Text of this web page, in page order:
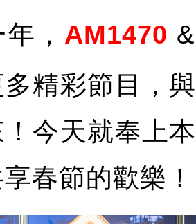
， AM1470
精彩節目，
今天就奉上
春節的歡樂！